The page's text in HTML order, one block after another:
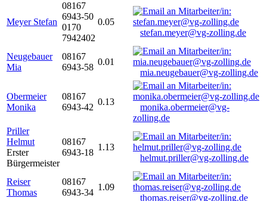
Meyer Stefan
08167
6943-50
0170
7942402
0.05
stefan.meyer@vg-zolling.de
Neugebauer
Mia
08167
6943-58
0.01
mia.neugebauer@vg-zolling.de
Obermeier
Monika
08167
6943-42
0.13
monika.obermeier@vg-
zolling.de
Priller
Helmut
Erster
Bürgermeister
08167
6943-18
1.13
helmut.priller@vg-zolling.de
Reiser
Thomas
08167
6943-34
1.09
thomas.reiser@vg-zolling.de